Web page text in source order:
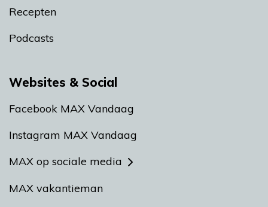
Recepten
Podcasts
Websites & Social
Facebook MAX Vandaag
Instagram MAX Vandaag
MAX op sociale media
MAX vakantieman